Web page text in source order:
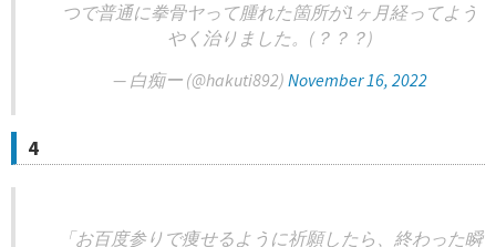
つで普通に拳骨ヤって腫れた箇所が1ヶ月経ってよう
やく治りました。(？？？)
— 白痴ー (@hakuti892) November 16, 2022
4
「お百度参りで痩せるように祈願したら、終わった瞬